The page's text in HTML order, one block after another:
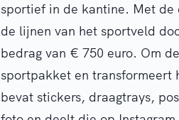
sportief in de kantine. Met de
de lijnen van het sportveld
bedrag van € 750 euro. Om
sportpakket en transformeert
bevat stickers, draagtrays,